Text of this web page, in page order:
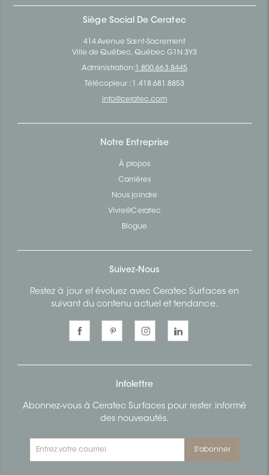
Siège Social De Ceratec
414 Avenue Saint-Sacrement
Ville de Québec, Québec G1N 3Y3
Administration: 1.800.663.8445
Télécopieur : 1.418.681.8853
info@ceratec.com
Notre Entreprise
À propos
Carrières
Nous joindre
Vivre@Ceratec
Blogue
Suivez-Nous
Restez à jour et évoluez avec Ceratec Surfaces en
suivant du contenu actuel et tendance.
Infolettre
Abonnez-vous à Ceratec Surfaces pour rester informé
des nouveautés.
S'abonner